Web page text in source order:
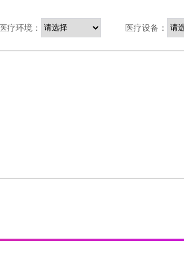
医疗环境： 医疗设备：